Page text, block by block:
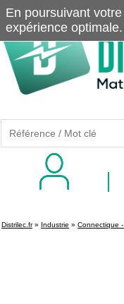
Distrilec.fr» Industrie » Connectique
En poursuivant
expérience